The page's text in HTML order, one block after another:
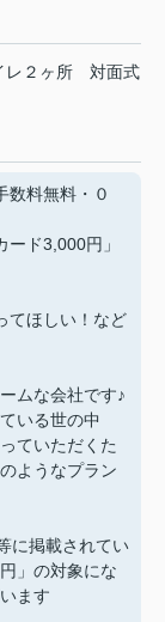
レ２ヶ所
対面式
数料無料・０
ド3,000円」
てほしい！など
ムな会社です♪
いる世の中
ていただくた
ようなプラン
に掲載されてい
」の対象にな
ます